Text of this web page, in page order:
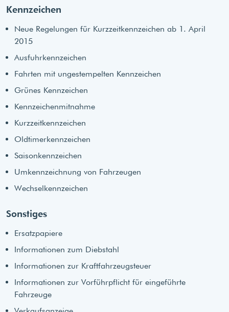
Kennzeichen
Neue Regelungen für Kurzzeitkennzeichen ab 1. April
2015
Ausfuhrkennzeichen
Fahrten mit ungestempelten Kennzeichen
Grünes Kennzeichen
Kennzeichenmitnahme
Kurzzeitkennzeichen
Oldtimerkennzeichen
Saisonkennzeichen
Umkennzeichnung von Fahrzeugen
Wechselkennzeichen
Sonstiges
Ersatzpapiere
Informationen zum Diebstahl
Informationen zur Kraftfahrzeugsteuer
Informationen zur Vorführpflicht für eingeführte
Fahrzeuge